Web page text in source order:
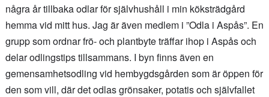
några år tillbaka odlar för självhushåll i min köksträdgård
hemma vid mitt hus. Jag är även medlem i ”Odla i Aspås”. En
grupp som ordnar frö- och plantbyte träffar ihop i Aspås och
delar odlingstips tillsammans. I byn finns även en
gemensamhetsodling vid hembygdsgården som är öppen för
den som vill, där det odlas grönsaker, potatis och självfallet